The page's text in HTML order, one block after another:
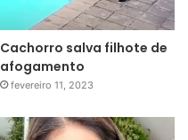
Cachorro salva filhote de
afogamento
fevereiro 11, 2023